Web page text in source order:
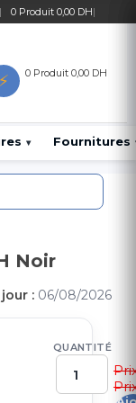
0 Produit 0,00 DH
⚡ 0 Produit 0,00 DH
▾ Fournitures
Noir
QUANTITÉ
: 06/08/2026